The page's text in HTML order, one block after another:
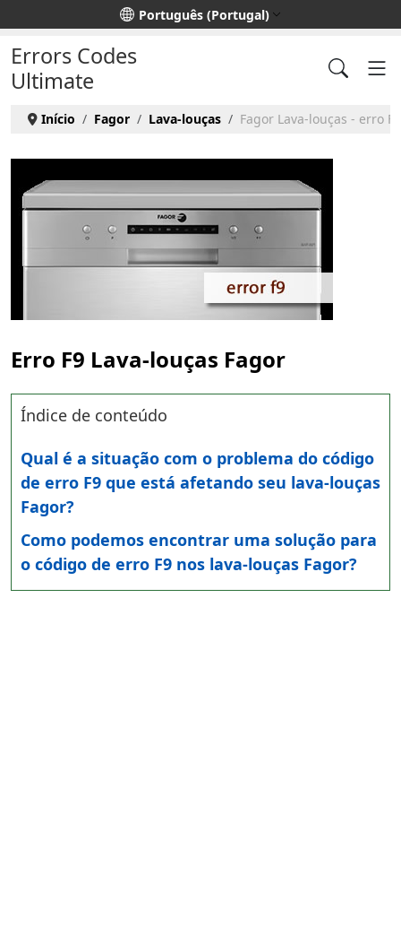
Escolha o seu idioma Português (Portugal)
Errors Codes
Ultimate
Início Fagor Lava-louças Fagor Lava-louças - erro F9
Erro F9 Lava-louças Fagor
Índice de conteúdo
Qual é a situação com o problema do código
de erro F9 que está afetando seu lava-louças
Fagor?
Como podemos encontrar uma solução para
o código de erro F9 nos lava-louças Fagor?